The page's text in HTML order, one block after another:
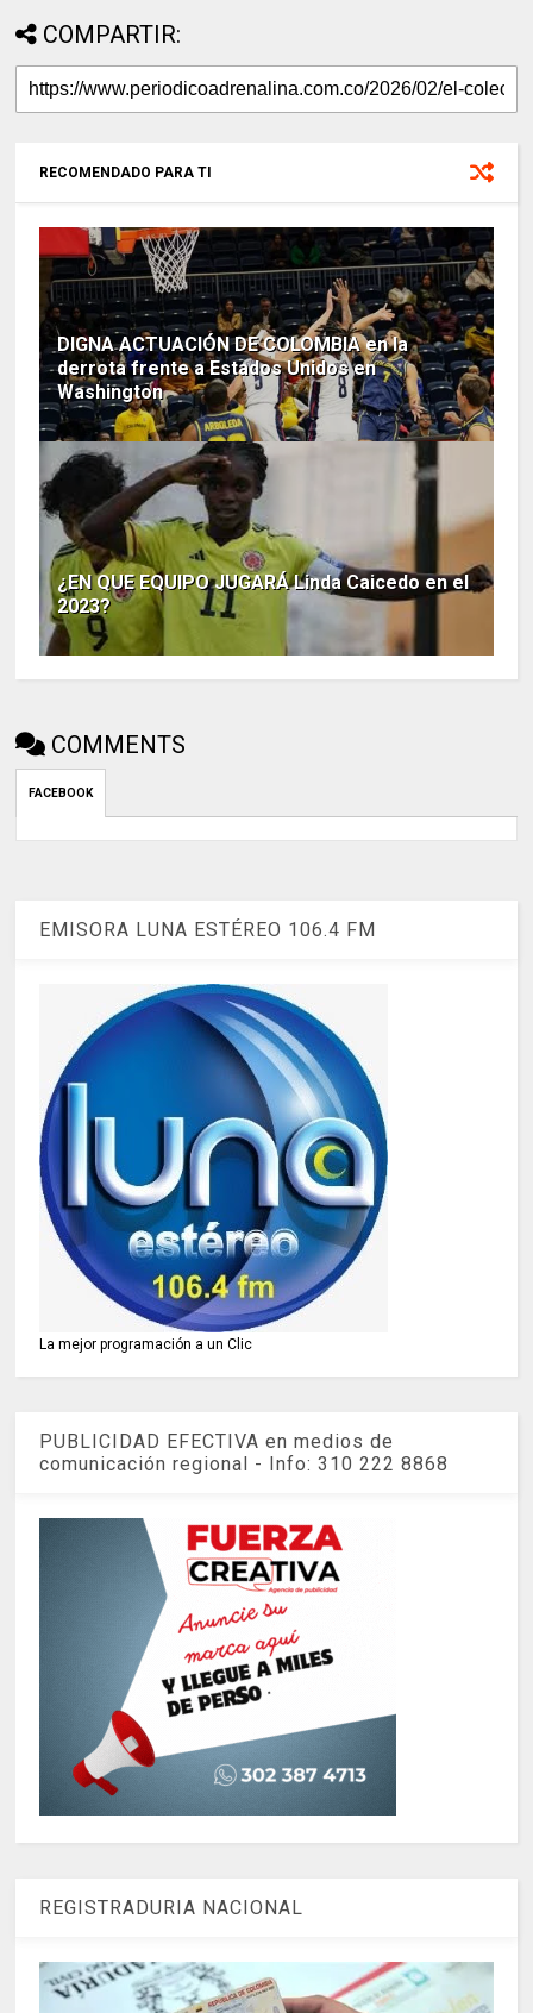
COMPARTIR:
RECOMENDADO PARA TI
DIGNA ACTUACIÓN DE COLOMBIA en la
derrota frente a Estados Unidos en
Washington
¿EN QUE EQUIPO JUGARÁ Linda Caicedo en el
2023?
COMMENTS
FACEBOOK
EMISORA LUNA ESTÉREO 106.4 FM
La mejor programación a un Clic
PUBLICIDAD EFECTIVA en medios de
comunicación regional - Info: 310 222 8868
REGISTRADURIA NACIONAL